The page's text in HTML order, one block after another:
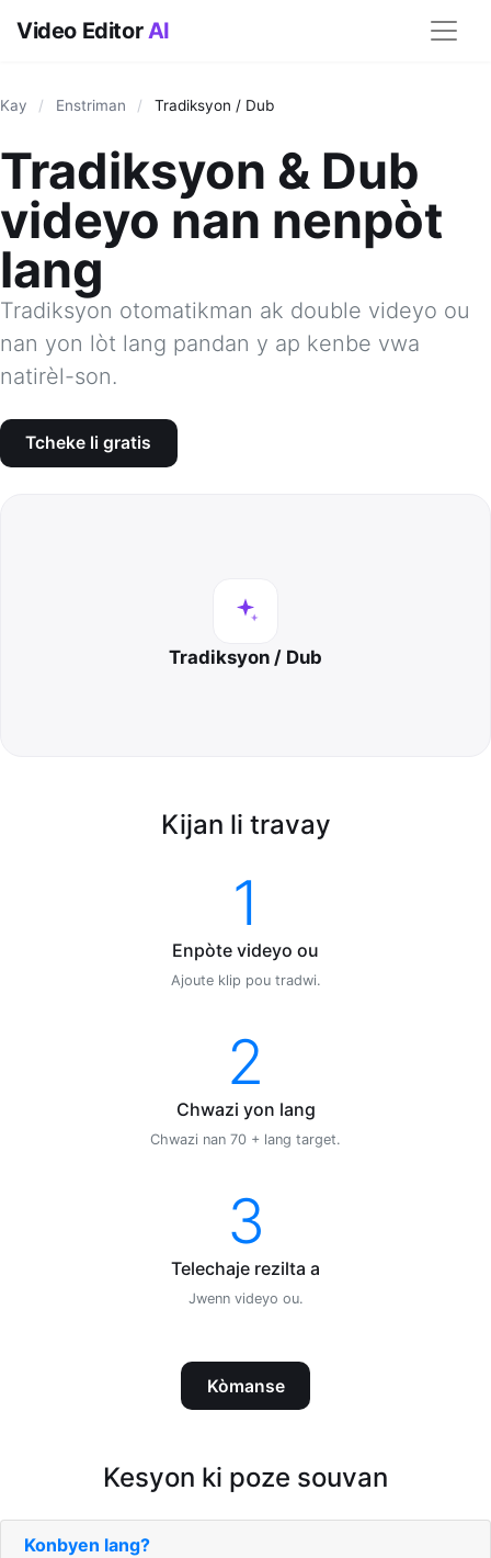
Video EditorAI
Kay / Enstriman / Tradiksyon / Dub
Tradiksyon & Dub
videyo nan nenpòt
lang
Tradiksyon otomatikman ak double videyo ou
nan yon lòt lang pandan y ap kenbe vwa
natirèl-son.
Tcheke li gratis
Tradiksyon / Dub
Kijan li travay
1
Enpòte videyo ou
Ajoute klip pou tradwi.
2
Chwazi yon lang
Chwazi nan 70 + lang target.
3
Telechaje rezilta a
Jwenn videyo ou.
Kòmanse
Kesyon ki poze souvan
Konbyen lang?